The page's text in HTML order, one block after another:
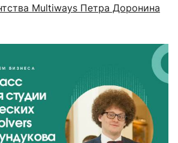
Multiways Петра Доронина